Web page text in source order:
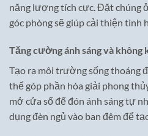
năng lượng tích cực. Đặt chúng
góc phòng sẽ giúp cải thiện tình
Tăng cường ánh sáng và không
Tạo ra môi trường sống thoáng
thể góp phần hóa giải phong
mở cửa sổ để đón ánh sáng tự
dụng đèn ngủ vào ban đêm để